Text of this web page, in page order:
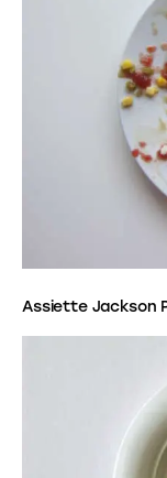
Assiette Jackson